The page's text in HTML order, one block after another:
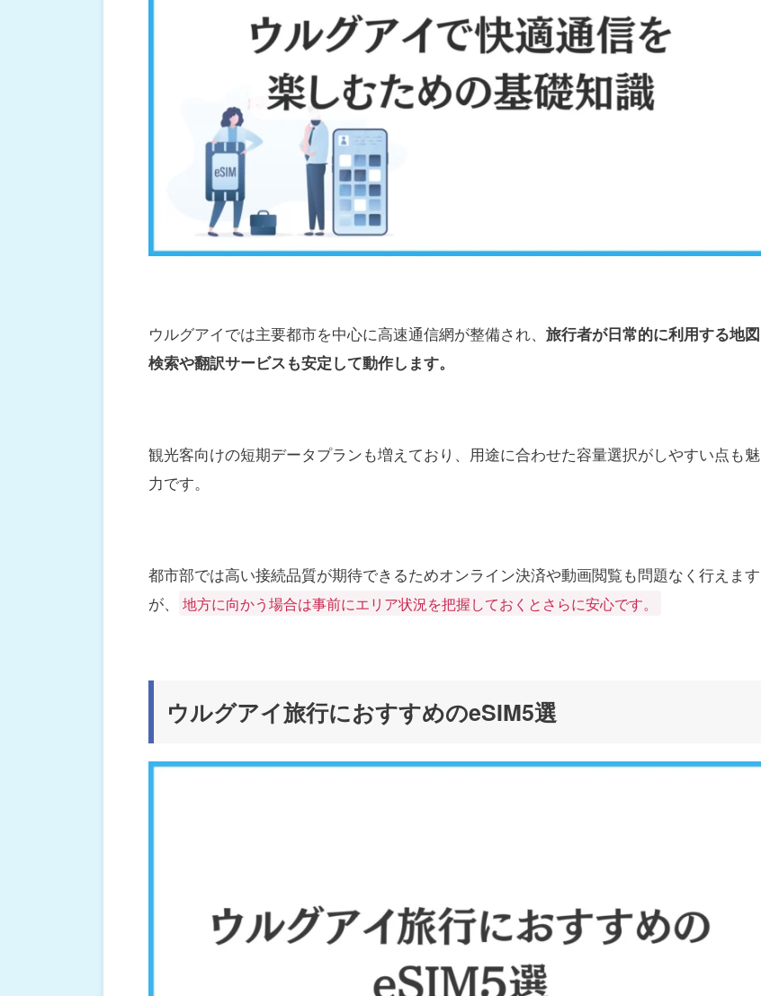
ウルグアイでは主要都市を中心に高速通信網が整備され、 旅行者が日常的に利用する地図
検索や翻訳サービスも安定して動作します。
観光客向けの短期データプランも増えており、用途に合わせた容量選択がしやすい点も魅
力です。
都市部では高い接続品質が期待できるためオンライン決済や動画閲覧も問題なく行えます
が、
地方に向かう場合は事前にエリア状況を把握しておくとさらに安心です。
ウルグアイ旅行におすすめのeSIM5選